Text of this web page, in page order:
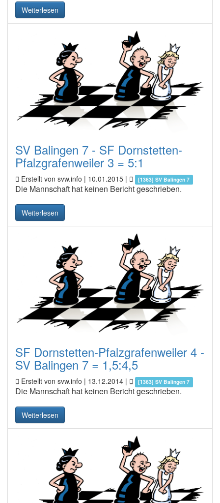
Weiterlesen
SV Balingen 7 - SF Dornstetten-
Pfalzgrafenweiler 3 = 5:1
Erstellt von svw.info | 10.01.2015 | [1363] SV Balingen 7
Die Mannschaft hat keinen Bericht geschrieben.
Weiterlesen
SF Dornstetten-Pfalzgrafenweiler 4 -
SV Balingen 7 = 1,5:4,5
Erstellt von svw.info | 13.12.2014 | [1363] SV Balingen 7
Die Mannschaft hat keinen Bericht geschrieben.
Weiterlesen